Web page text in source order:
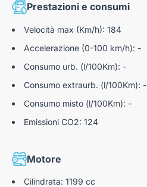
Prestazioni e consumi
Velocità max (Km/h): 184
Accelerazione (0-100 km/h): -
Consumo urb. (l/100Km): -
Consumo extraurb. (l/100Km): -
Consumo misto (l/100Km): -
Emissioni CO2: 124
Motore
Cilindrata: 1199 cc